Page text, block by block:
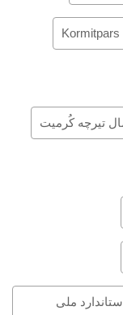
تیرچه کُرمیت
کرمیت استاندارد ملی